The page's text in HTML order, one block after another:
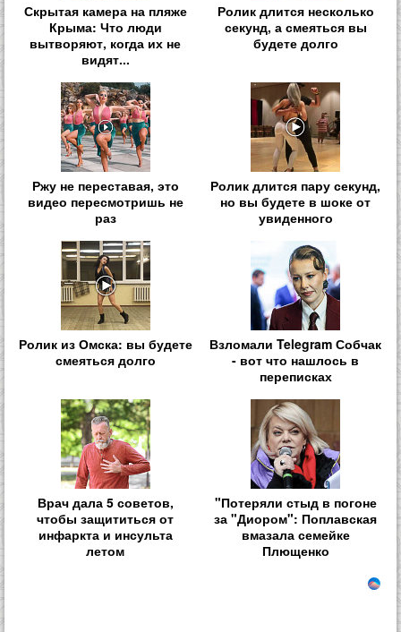
Скрытая камера на пляже
Крыма: Что люди
вытворяют, когда их не
видят...
Ролик длится несколько
секунд, а смеяться вы
будете долго
Ржу не переставая, это
видео пересмотришь не
раз
Ролик длится пару секунд,
но вы будете в шоке от
увиденного
Ролик из Омска: вы будете
смеяться долго
Взломали Telegram Собчак
- вот что нашлось в
переписках
Врач дала 5 советов,
чтобы защититься от
инфаркта и инсульта
летом
"Потеряли стыд в погоне
за "Диором": Поплавская
вмазала семейке
Плющенко